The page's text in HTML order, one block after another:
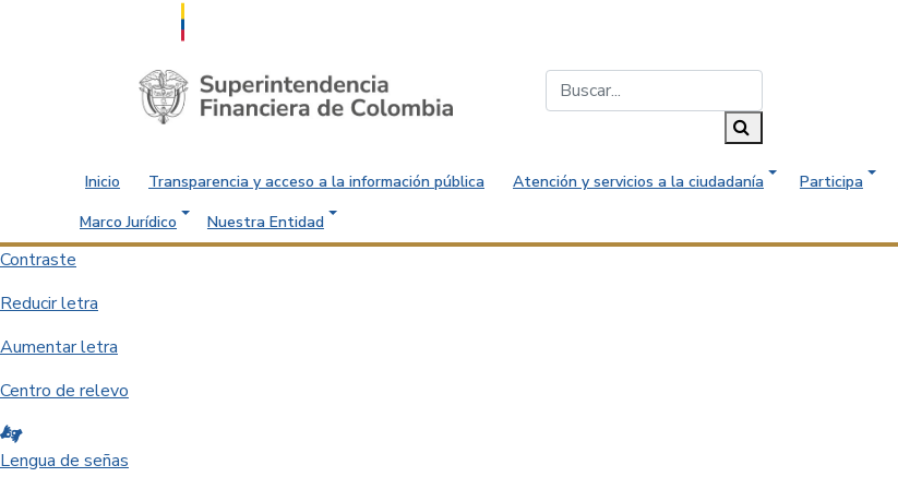
Saltar al contenido principal
Inicio Transparencia y acceso a la información pública Atención y servicios a la ciudadanía Participa
Marco Jurídico
Nuestra Entidad
Contraste
Reducir letra
Aumentar letra
Centro de relevo
Lengua de señas